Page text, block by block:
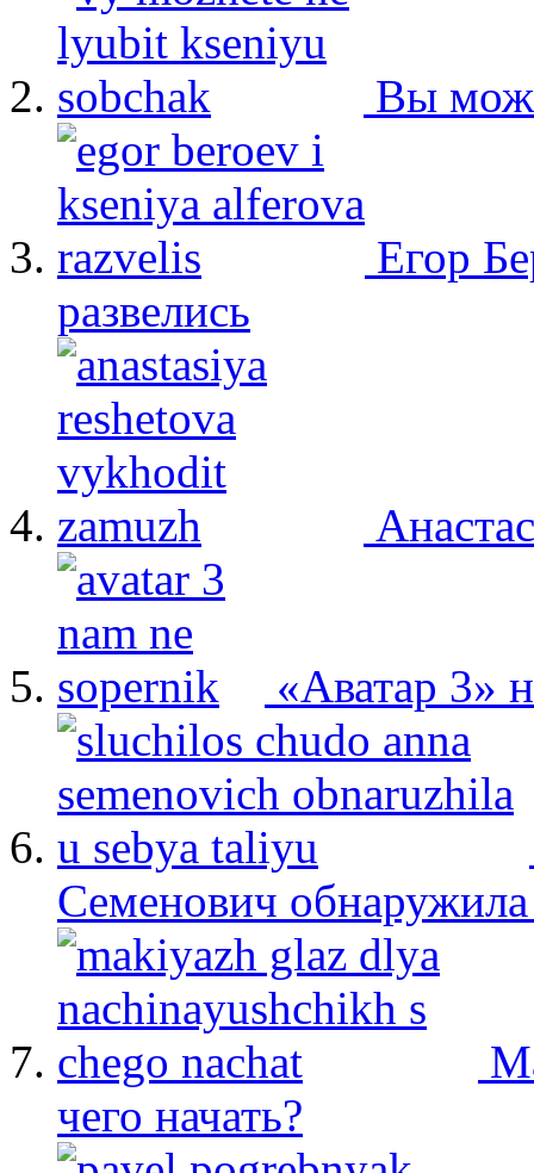
Вы
Егор
развелись
«Аватар 3»
Семенович
чего начать?